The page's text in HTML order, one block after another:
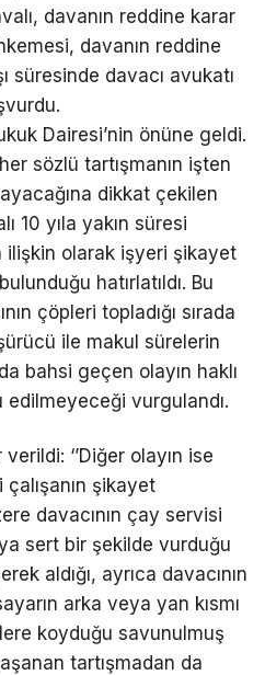
davanın reddine karar
davanın reddine
süresinde davacı avukatı
Dairesi’nin önüne geldi.
sözlü tartışmanın işten
dikkat çekilen
10 yıla yakın süresi
ilişkin olarak işyeri şikayet
hatırlatıldı. Bu
çöpleri topladığı sırada
ile makul sürelerin
bahsi geçen olayın haklı
vurgulandı.
‘’Diğer olayın ise
çalışanın şikayet
davacının çay servisi
sert bir şekilde vurduğu
aldığı, ayrıca davacının
arka veya yan kısmı
koyduğu savunulmuş
tartışmadan da